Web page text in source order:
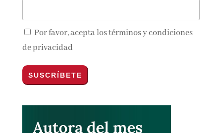
Por favor, acepta lostérminos y condiciones
de privacidad